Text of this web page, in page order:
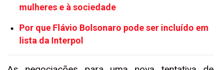
mulheres e à sociedade
Por que Flávio Bolsonaro pode ser incluído em
lista da Interpol